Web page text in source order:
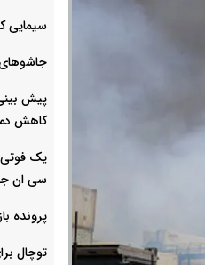
سیمایی
کاهش
یک فوتی
سی ان
پرونده
توچال